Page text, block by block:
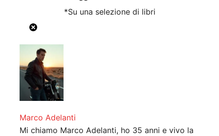
*Su una selezione di libri
Marco Adelanti
Mi chiamo Marco Adelanti, ho 35 anni e vivo la